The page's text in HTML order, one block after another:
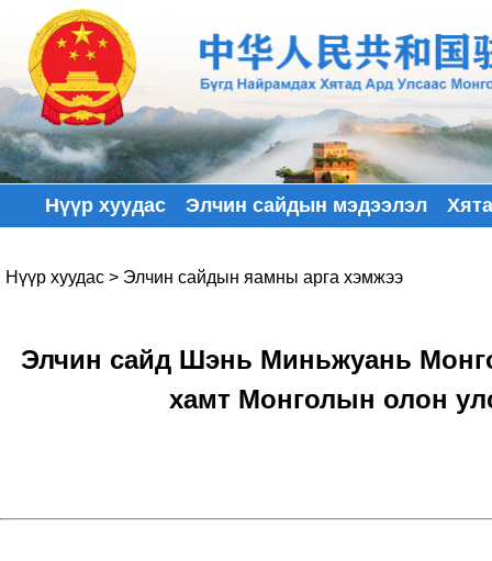
Нүүр хуудас Элчин сайдын мэдээлэл
Нүүр хуудас > Элчин сайдын яамны арга хэмжээ
Элчин сайд Шэнь Миньжуань
хамт Монголын олон